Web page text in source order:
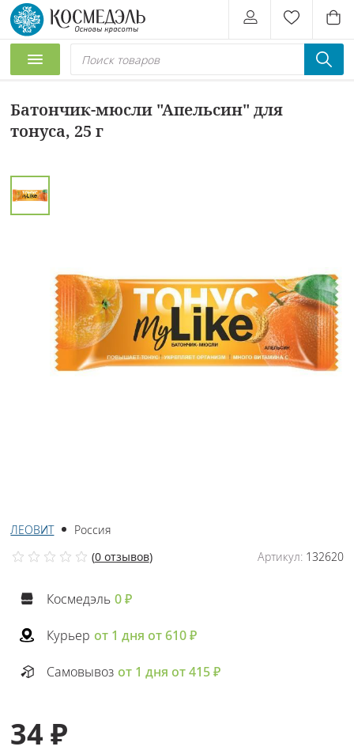
Батончик-мюсли "Апельсин" для
тонуса, 25 г
ЛЕОВИТ
Россия
Артикул:132620
(0 отзывов)
Космедэль 0 ₽
Курьер от 1 дня от 610 ₽
Самовывоз от 1 дня от 415 ₽
34 ₽